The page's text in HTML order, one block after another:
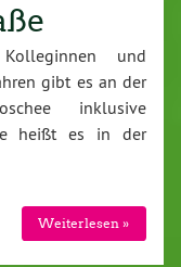
und
gibt es an der
inklusive
heißt es in der
Weiterlesen »